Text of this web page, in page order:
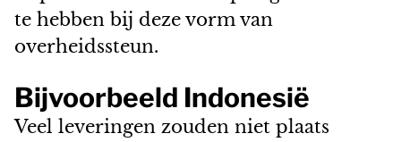
te hebben bij deze vorm van
overheidssteun.
Bijvoorbeeld Indonesië
Veel leveringen zouden niet plaats